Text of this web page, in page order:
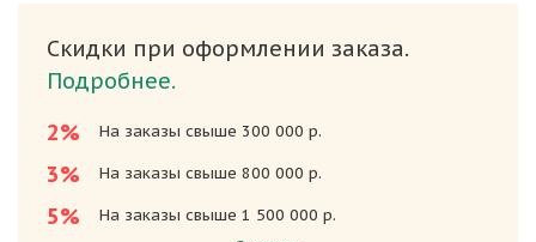
Скидки при оформлении заказа.
Подробнее.
2%
На заказы свыше 300 000 р.
3% На заказы свыше 800 000 р.
5%
На заказы свыше 1 500 000 р.